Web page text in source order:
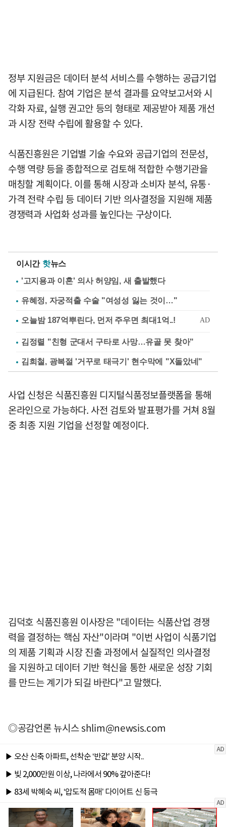
정부 지원금은 데이터 분석 서비스를 수행하는 공급기업
에 지급된다. 참여 기업은 분석 결과를 요약보고서와 시
각화 자료, 실행 권고안 등의 형태로 제공받아 제품 개선
과 시장 전략 수립에 활용할 수 있다.
식품진흥원은 기업별 기술 수요와 공급기업의 전문성,
수행 역량 등을 종합적으로 검토해 적합한 수행기관을
매칭할 계획이다. 이를 통해 시장과 소비자 분석, 유통·
가격 전략 수립 등 데이터 기반 의사결정을 지원해 제품
경쟁력과 사업화 성과를 높인다는 구상이다.
이시간 핫뉴스
'고지용과 이혼' 의사 허양임, 새 출발했다
유혜정, 자궁적출 수술 "여성성 잃는 것이…"
김정렬 "친형 군대서 구타로 사망…유골 못 찾아"
김희철, 광복절 '거꾸로 태극기' 현수막에 "X돌았네"
사업 신청은 식품진흥원 디지털식품정보플랫폼을 통해
온라인으로 가능하다. 사전 검토와 발표평가를 거쳐 8월
중 최종 지원 기업을 선정할 예정이다.
김덕호 식품진흥원 이사장은 "데이터는 식품산업 경쟁
력을 결정하는 핵심 자산"이라며 "이번 사업이 식품기업
의 제품 기획과 시장 진출 과정에서 실질적인 의사결정
을 지원하고 데이터 기반 혁신을 통한 새로운 성장 기회
를 만드는 계기가 되길 바란다"고 말했다.
◎공감언론 뉴시스shlim@newsis.com